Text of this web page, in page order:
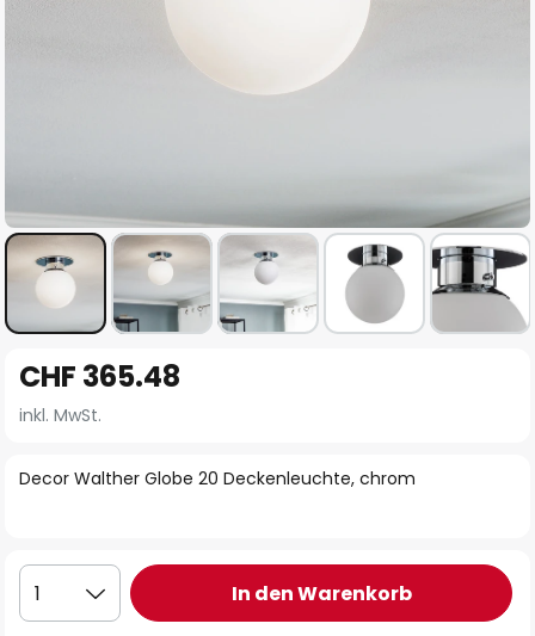
Anfang
der
springen
Decor Walther Globe 20 Deckenleuchte, chrom
CHF 365.48
inkl. MwSt.
1 In den Warenkorb